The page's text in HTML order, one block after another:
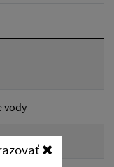
vody